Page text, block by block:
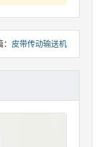
皮带传动输送机